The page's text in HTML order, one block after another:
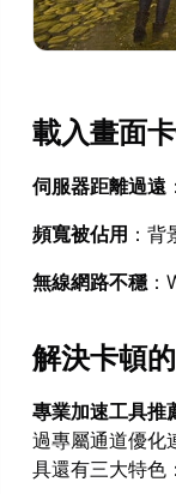
載入畫面
伺服器距離過遠
頻寬被佔用 ：
無線網路不穩：
解決卡頓
專業加速工具推
過專屬通道優化
具還有三大特色：